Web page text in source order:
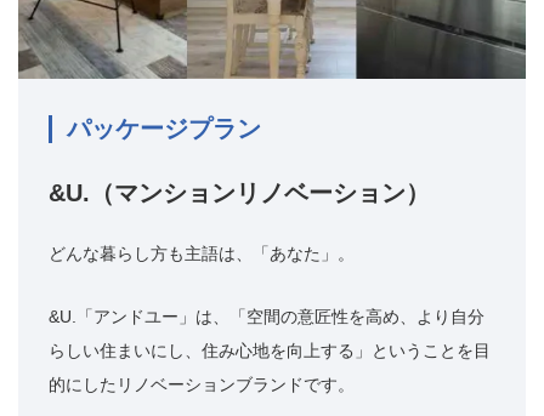
パッケージプラン
&U.（マンションリノベーション）
どんな暮らし方も主語は、「あなた」。
&U.「アンドユー」は、「空間の意匠性を高め、より自分
らしい住まいにし、住み心地を向上する」ということを目
的にしたリノベーションブランドです。